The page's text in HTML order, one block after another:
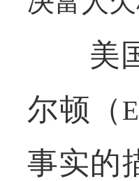
美国
尔顿（
事实的